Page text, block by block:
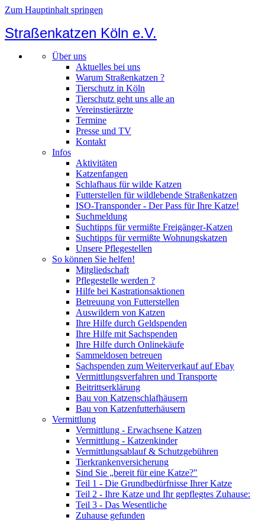
Zum Hauptinhalt springen
Straßenkatzen Köln e.V.
Über uns
Aktuelles bei uns
Warum Straßenkatzen ?
Tierschutz in Köln
Tierschutz geht uns alle an
Vereinstierärzte
Termine
Presse und TV
Kontakt
Infos
Aktivitäten
Katzenfangen
Schlafhaus für wilde Katzen
Futterstellen für wildlebende Straßenkatzen
ISO-Transponder - Der Pass für Ihre Katze!
Suchmeldung
Suchtipps für vermißte Freigänger-Katzen
Suchtipps für vermißte Wohnungskatzen
Unsere Pflegestellen
So können Sie helfen!
Mitgliedschaft
Pflegestelle werden ?
Hilfe bei Kastrationsaktionen
Betreuung von Futterstellen
Auswildern von Katzen
Ihre Hilfe durch Geldspenden
Ihre Hilfe mit Sachspenden
Ihre Hilfe durch Onlinekäufe
Sammeldosen betreuen
Sachspenden zum Weiterverkauf auf Ebay
Vermittlungsverfahren und Transporte
Beitrittserklärung
Bau von Katzenschlafhäusern
Bau von Katzenfutterhäusern
Vermittlung
Vermittlung - Erwachsene Katzen
Vermittlung - Katzenkinder
Vermittlungsablauf & Schutzgebühren
Tierkrankenversicherung
Sind Sie „bereit für eine Katze?"
Teil 1 - Die Grundbedürfnisse Ihrer Katze
Teil 2 - Ihre Katze und Ihr gepflegtes Zuhause:
Teil 3 - Das Wesentliche
Zuhause gefunden